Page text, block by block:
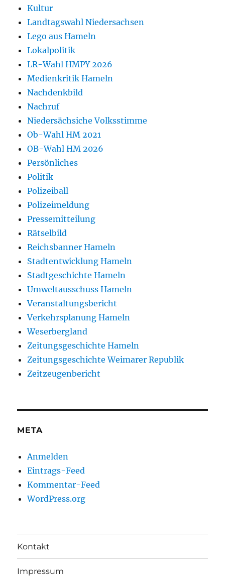
Kultur
Landtagswahl Niedersachsen
Lego aus Hameln
Lokalpolitik
LR-Wahl HMPY 2026
Medienkritik Hameln
Nachdenkbild
Nachruf
Niedersächsiche Volksstimme
Ob-Wahl HM 2021
OB-Wahl HM 2026
Persönliches
Politik
Polizeiball
Polizeimeldung
Pressemitteilung
Rätselbild
Reichsbanner Hameln
Stadtentwicklung Hameln
Stadtgeschichte Hameln
Umweltausschuss Hameln
Veranstaltungsbericht
Verkehrsplanung Hameln
Weserbergland
Zeitungsgeschichte Hameln
Zeitungsgeschichte Weimarer Republik
Zeitzeugenbericht
META
Anmelden
Eintrags-Feed
Kommentar-Feed
WordPress.org
Kontakt
Impressum